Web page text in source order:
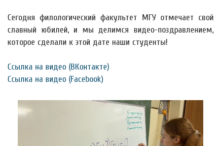
Сегодня филологический факультет МГУ отмечает свой
славный юбилей, и мы делимся видео-поздравлением,
которое сделали к этой дате наши студенты!
Ссылка на видео (ВКонтакте)
Ссылка на видео (Facebook)